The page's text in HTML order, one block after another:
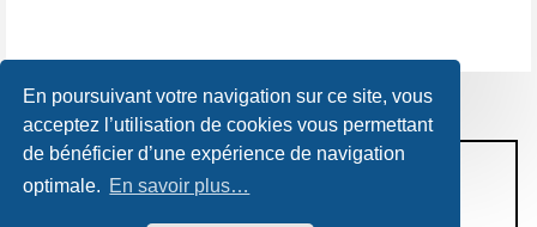
En poursuivant votre navigation sur ce site, vous
acceptez l’utilisation de cookies vous permettant
de bénéficier d’une expérience de navigation
optimale. En savoir plus…
CONDITIONS D’UTILISATION
POLITIQUE DE VIE PRIVÉE